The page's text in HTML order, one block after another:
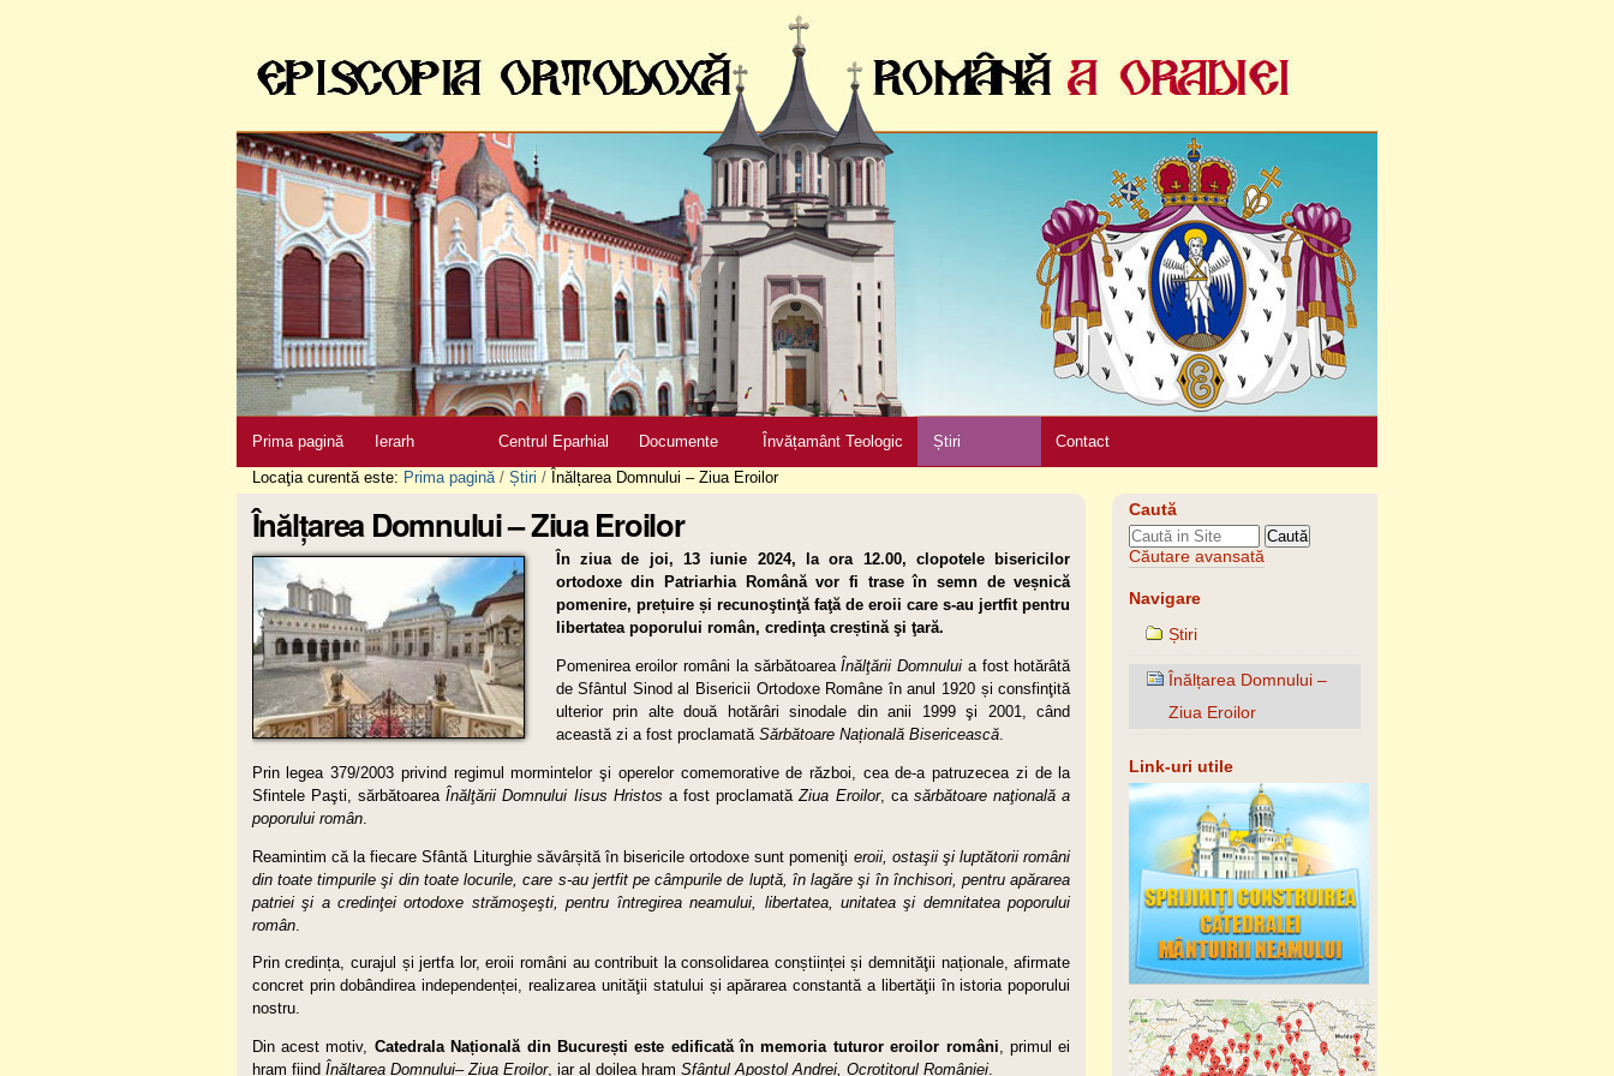
Sari
navigare
Prima pagină Ierarh Centrul Eparhial Documente Învățamânt Teologic Știri Contact
Locaţia curentă este: Prima pagină / Știri / Înălțarea Domnului – Ziua Eroilor
Înălțarea Domnului – Ziua Eroilor
În ziua de joi, 13 iunie 2024, la ora 12.00, clopotele bisericilor
ortodoxe din Patriarhia Română vor fi trase în semn de veșnică
pomenire, prețuire și recunoştinţă faţă de eroii care s-au jertfit pentru
libertatea poporului român, credinţa creștinăşi ţară.
Pomenirea eroilor români la sărbătoareaÎnălţării Domnului a fost hotărâtă
de Sfântul Sinod al Bisericii Ortodoxe Române în anul 1920 și consfinţită
ulterior prin alte două hotărâri sinodale din anii 1999 şi 2001, când
această zi a fost proclamată Sărbătoare Națională Bisericească.
Prin legea 379/2003 privind regimul mormintelor şi operelor comemorative de război, cea de-a patruzecea zi de la
Sfintele Paşti, sărbătoareaÎnălţării Domnului Iisus Hristos a fost proclamatăZiua Eroilor, ca sărbătoare naţională a
poporului român.
Reamintim că la fiecare Sfântă Liturghie săvârșită în bisericile ortodoxe sunt pomeniţi eroii, ostaşii şi luptătorii români
din toate timpurile şi din toate locurile, care s-au jertfit pe câmpurile de luptă, în lagăre şi în închisori, pentru apărarea
patriei şi a credinţei ortodoxe strămoşeşti, pentru întregirea neamului, libertatea, unitatea şi demnitatea poporului
român.
Prin credința, curajul și jertfa lor, eroii români au contribuit la consolidarea conștiinței și demnităţii naționale, afirmate
concret prin dobândirea independenței, realizarea unităţii statului și apărarea constantă a libertăţii în istoria poporului
nostru.
Din acest motiv, Catedrala Națională din București este edificată în memoria tuturor eroilor români, primul ei
hram fiind Înălțarea Domnului–Ziua Eroilor, iar al doilea hram Sfântul Apostol Andrei, Ocrotitorul României.
Caută
Căutare avansată
Navigare
Știri
Înălțarea Domnului –
Ziua Eroilor
Link-uri utile